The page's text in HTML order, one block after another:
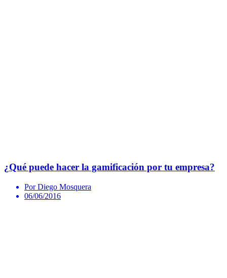
¿Qué puede hacer la gamificación por tu empresa?
Por Diego Mosquera
06/06/2016